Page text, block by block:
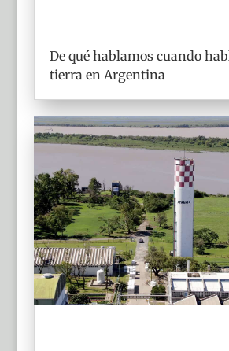
De qué hablamos cuando
tierra en Argentina